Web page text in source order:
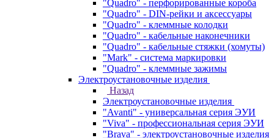
"Quadro" - перфорированные короба
"Quadro" - DIN-рейки и аксессуары
"Quadro" - клеммные колодки
"Quadro" - кабельные наконечники
"Quadro" - кабельные стяжки (хомуты)
"Mark" - система маркировки
"Quadro" - клеммные зажимы
Электроустановочные изделия
Назад
Электроустановочные изделия
"Avanti" - универсальная серия ЭУИ
"Viva" - профессиональная серия ЭУИ
"Brava" - электроустановочные изделия